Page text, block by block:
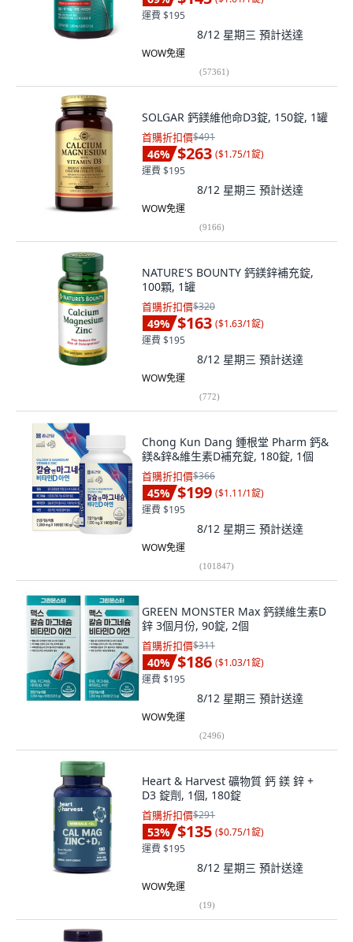
運費 $195
8/12 星期三 預計送達
WOW免運
(57361)
SOLGAR 鈣鎂維他命D3錠, 150錠, 1罐
首購折扣價$491
46% $263 ($1.75/1錠)
運費 $195
8/12 星期三 預計送達
WOW免運
(9166)
NATURE'S BOUNTY 鈣鎂鋅補充錠,
100顆, 1罐
首購折扣價$320
49% $163 ($1.63/1錠)
運費 $195
8/12 星期三 預計送達
WOW免運
(772)
Chong Kun Dang 鍾根堂 Pharm 鈣&
鎂&鋅&維生素D補充錠, 180錠, 1個
首購折扣價$366
45% $199 ($1.11/1錠)
運費 $195
8/12 星期三 預計送達
WOW免運
(101847)
GREEN MONSTER Max 鈣鎂維生素D
鋅 3個月份, 90錠, 2個
首購折扣價$311
40% $186 ($1.03/1錠)
運費 $195
8/12 星期三 預計送達
WOW免運
(2496)
Heart & Harvest 礦物質 鈣 鎂 鋅 +
D3 錠劑, 1個, 180錠
首購折扣價$291
53% $135 ($0.75/1錠)
運費 $195
8/12 星期三 預計送達
WOW免運
(19)